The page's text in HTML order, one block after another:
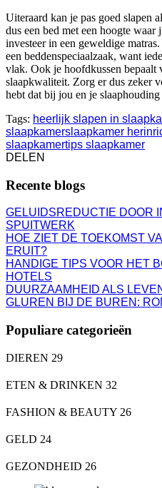
Uiteraard kan je pas goed slapen
dus een bed met een hoogte
investeer in een geweldige
een beddenspeciaalzaak, want
vlak. Ook je hoofdkussen bepaalt
slaapkwaliteit. Zorg er dus zeker
hebt dat bij jou en je slaaphouding
Tags: heerlijk slapen in
slaapkamerslaapkamer
slaapkamertips slaapkamer
DELEN
Recente blogs
GELUIDSREDUCTIE DOOR
SPUITWERK
HOE ZIET DE TOEKOMST
ERUIT?
HANDIGE TIPS VOOR HET
HOTELS
DUURZAAMHEID ALS
GLUREN BIJ DE BUREN:
Populiare categorieën
DIEREN 29
ETEN & DRINKEN 32
FASHION & BEAUTY 26
GELD 24
GEZONDHEID 26